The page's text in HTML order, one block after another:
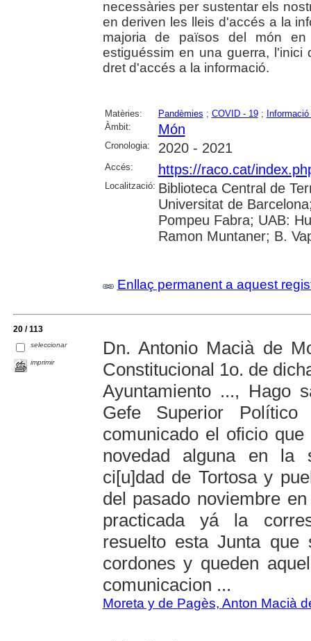
necessàries per sustentar els
en deriven les lleis d'accés a la
majoria de països del món
estiguéssim en una guerra,
dret d'accés a la informació.
Matèries: Pandèmies ; COVID - 19;
Àmbit:
Món
Cronologia: 2020 - 2021
Accés: https://raco.cat/
Localització: Biblioteca Central de
Universitat de
Pompeu Fabra; UAB:
Ramon Muntaner; B.
Enllaç permanent a aquest
20 / 113
seleccionar
imprimir
Dn. Antonio Macià de
Constitucional 1o. de
Ayuntamiento ..., Hago
Gefe Superior
comunicado el oficio
novedad alguna en la
ci[u]dad de Tortosa y
del pasado noviembre
practicada yá la
resuelto esta Junta que
cordones y queden
comunicacion ...
Moreta y de Pagès, Anton Macià